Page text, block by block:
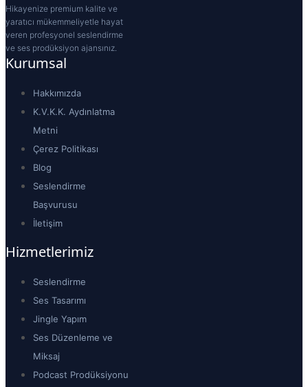
Hikayenize premium kalite ve
yaratıcı mükemmeliyetle hayat
veren profesyonel seslendirme
ve ses prodüksiyon ajansınız.
Kurumsal
Hakkımızda
K.V.K.K. Aydınlatma
Metni
Çerez Politikası
Blog
Seslendirme
Başvurusu
İletişim
Hizmetlerimiz
Seslendirme
Ses Tasarımı
Jingle Yapım
Ses Düzenleme ve
Miksaj
Podcast Prodüksiyonu